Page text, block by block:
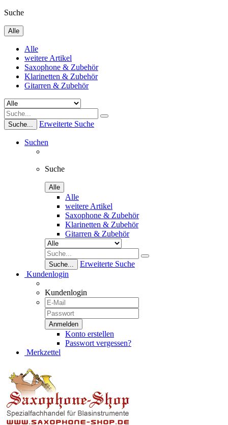
Suche
Alle
Alle
weitere Artikel
Saxophone & Zubehör
Klarinetten & Zubehör
Gitarren & Zubehör
Suche... Erweiterte Suche
Suchen
Suche
Alle
Alle
weitere Artikel
Saxophone & Zubehör
Klarinetten & Zubehör
Gitarren & Zubehör
Suche...
Erweiterte Suche
Kundenlogin
Kundenlogin
Konto erstellen
Passwort vergessen?
Merkzettel